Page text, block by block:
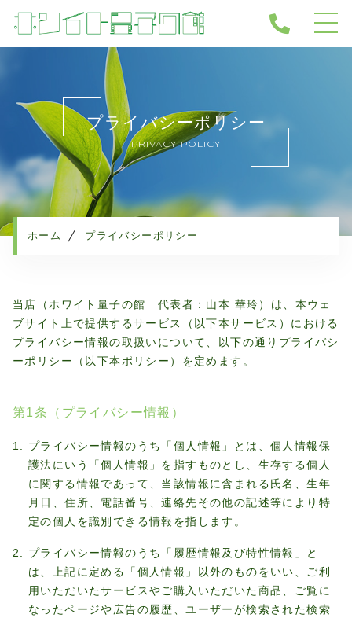
サービス
ホワイト量子健康機器
ホワイト量子関連商品
ホワイト量子ドーム導入サロン
お知らせ
ブログ
プライバシーポリシー
プライバシーポリシー
PRIVACY POLICY
ホーム プライバシーポリシー
当店（ホワイト量子の館 代表者：山本 華玲）は、本ウェ
ブサイト上で提供するサービス（以下本サービス）における
プライバシー情報の取扱いについて、以下の通りプライバシ
ーポリシー（以下本ポリシー）を定めます。
第1条（プライバシー情報）
プライバシー情報のうち「個人情報」とは、個人情報保
護法にいう「個人情報」を指すものとし、生存する個人
に関する情報であって、当該情報に含まれる氏名、生年
月日、住所、電話番号、連絡先その他の記述等により特
定の個人を識別できる情報を指します。
プライバシー情報のうち「履歴情報及び特性情報」と
は、上記に定める「個人情報」以外のものをいい、ご利
用いただいたサービスやご購入いただいた商品、ご覧に
なったページや広告の履歴、ユーザーが検索された検索